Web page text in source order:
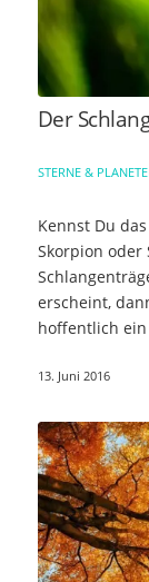
Der
STERNE &
Kennst Du
Skorpion oder
Schlangenträger sein. Falls Dir
erscheint,
hoffentlich
13. Juni 2016